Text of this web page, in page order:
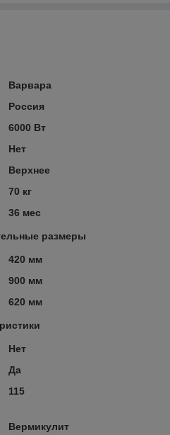
Варвара
Россия
6000 Вт
Нет
Верхнее
70 кг
36 мес
размеры
420 мм
900 мм
620 мм
Нет
Да
115
Вермикулит